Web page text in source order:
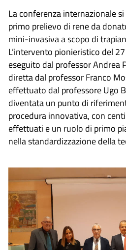
La conferenza internazionale
primo prelievo di rene da
mini-invasiva a scopo di
L’intervento pionieristico del
eseguito dal professor Andrea
diretta dal professor Franco
effettuato dal professore Ugo
diventata un punto di
procedura innovativa, con
effettuati e un ruolo di primo
nella standardizzazione della